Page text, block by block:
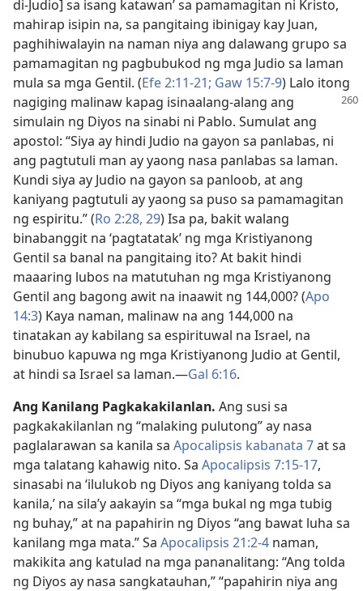
di-Judio] sa isang katawan’ sa pamamagitan ni Kristo,
mahirap isipin na, sa pangitaing ibinigay kay Juan,
paghihiwalayin na naman niya ang dalawang grupo sa
pamamagitan ng pagbubukod ng mga Judio sa laman
mula sa mga Gentil. (Efe 2:11-21; Gaw 15:7-9) Lalo itong
nagiging malinaw kapag isinaalang-alang ang
simulain ng Diyos na sinabi ni Pablo. Sumulat ang
apostol: “Siya ay hindi Judio na gayon sa panlabas, ni
ang pagtutuli man ay yaong nasa panlabas sa laman.
Kundi siya ay Judio na gayon sa panloob, at ang
kaniyang pagtutuli ay yaong sa puso sa pamamagitan
ng espiritu.” (Ro 2:28, 29) Isa pa, bakit walang
binabanggit na ‘pagtatatak’ ng mga Kristiyanong
Gentil sa banal na pangitaing ito? At bakit hindi
maaaring lubos na matutuhan ng mga Kristiyanong
Gentil ang bagong awit na inaawit ng 144,000? (Apo
14:3) Kaya naman, malinaw na ang 144,000 na
tinatakan ay kabilang sa espirituwal na Israel, na
binubuo kapuwa ng mga Kristiyanong Judio at Gentil,
at hindi sa Israel sa laman.​—Gal 6:16.
Ang Kanilang Pagkakakilanlan. Ang susi sa
pagkakakilanlan ng “malaking pulutong” ay nasa
paglalarawan sa kanila sa Apocalipsis kabanata 7at sa
mga talatang kahawig nito. Sa Apocalipsis 7:15-17,
sinasabi na ‘ilulukob ng Diyos ang kaniyang tolda sa
kanila,’ na sila’y aakayin sa “mga bukal ng mga tubig
ng buhay,” at na papahirin ng Diyos “ang bawat luha sa
kanilang mga mata.” Sa Apocalipsis 21:2-4 naman,
makikita ang katulad na mga pananalitang: “Ang tolda
ng Diyos ay nasa sangkatauhan,” “papahirin niya ang